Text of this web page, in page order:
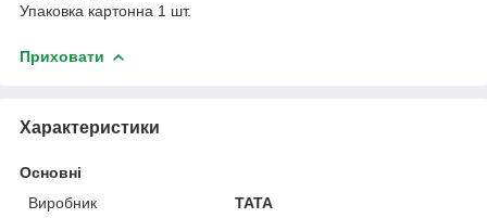
Упаковка картонна 1 шт.
Приховати
Характеристики
Основні
Виробник
TATA